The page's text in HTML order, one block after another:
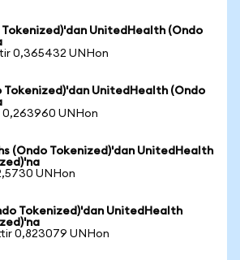
UnitedHealth (Ondo
0,365432 UNHon
Tokenized)'dan UnitedHealth (Ondo
0,263960 UNHon
(Ondo Tokenized)'dan UnitedHealth
UNHon
Tokenized)'dan UnitedHealth
0,823079 UNHon